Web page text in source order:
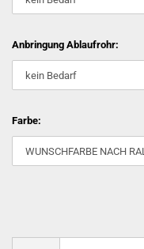
Anbringung Ablaufrohr:
Farbe: